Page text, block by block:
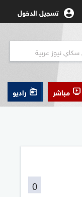
تسجيل الدخول
مباشر راديو
0